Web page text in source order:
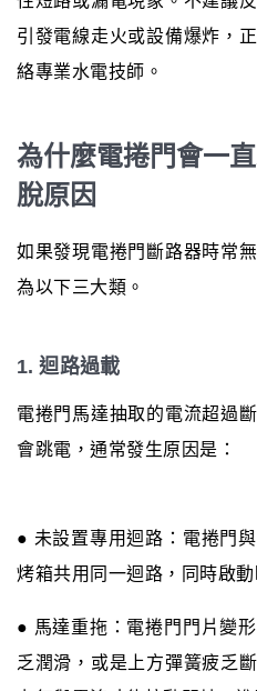
引發電線走火或設備爆炸，
絡專業水電技師。
為什麼電捲門會一
脫原因
如果發現電捲門斷路器時常
為以下三大類。
1. 迴路過載
電捲門馬達抽取的電流超過
會跳電，通常發生原因是：
● 未設置專用迴路：電捲門
烤箱共用同一迴路，同時啟動
● 馬達重拖：電捲門門片變
乏潤滑，或是上方彈簧疲乏